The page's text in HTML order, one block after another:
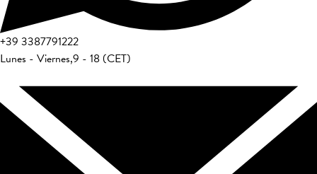
+39 3387791222
Lunes - Viernes,9 - 18 (CET)